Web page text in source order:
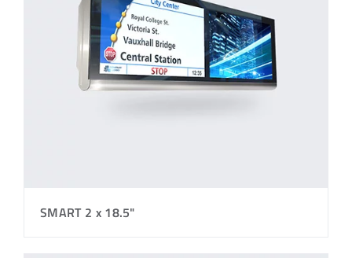
SMART 2 x 18.5"